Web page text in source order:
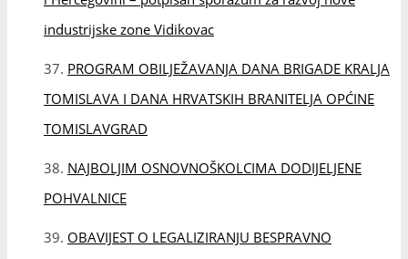
OBAVIJEST O LEGALIZIRANJU BESPRAVNO
IZGRAĐENIH GRAĐEVINA I GRAĐEVINA PRIVREMENOG
KARAKTERA
BESPLATAN PRISTUP INTERNETU NA TRGU DR.
FRANJE TUĐMANA ZA GRAĐANE I POSJETITELJE
PLAN IZLAGANJA IZVODA IZ PRIVREMENOG
SREDIŠNJEG BIRAČKOG POPISA
JAVNA PREZENTACIJA PROJEKTA IZGRADNJE LUČICE